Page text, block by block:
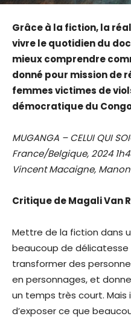
Grâce à la fiction, la
vivre le quotidien du
mieux comprendre
donné pour mission de
femmes victimes de
démocratique du
MUGANGA – CELUI QUI
France/Belgique, 2024
Vincent Macaigne,
Critique de Magali Van
Mettre de la fiction dans
beaucoup de
transformer des
en personnages, et
un temps très court. Mais
d’exposer ce que